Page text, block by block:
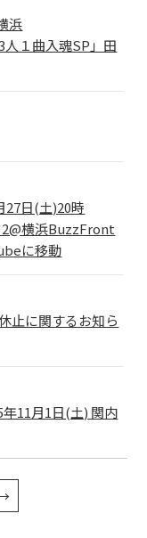
浜
１曲入魂SP」田
27日(土)20時
2@横浜BuzzFront
に移動
止に関するお知ら
11月1日(土) 関内